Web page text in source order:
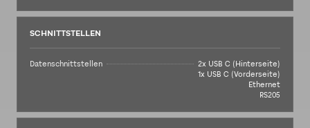
SCHNITTSTELLEN
Datenschnittstellen
2x USB C (Hinterseite)
1x USB C (Vorderseite)
Ethernet
RS205